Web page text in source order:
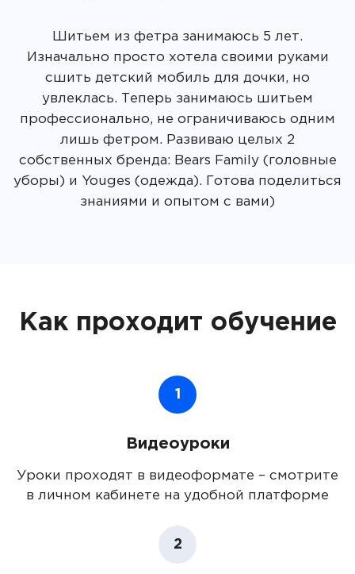
Шитьем из фетра занимаюсь 5 лет.
Изначально просто хотела своими руками
сшить детский мобиль для дочки, но
увлеклась. Теперь занимаюсь шитьем
профессионально, не ограничиваюсь одним
лишь фетром. Развиваю целых 2
собственных бренда: Bears Family (головные
уборы) и Youges (одежда). Готова поделиться
знаниями и опытом с вами)
Как проходит обучение
1
Видеоуроки
Уроки проходят в видеоформате – смотрите
в личном кабинете на удобной платформе
2